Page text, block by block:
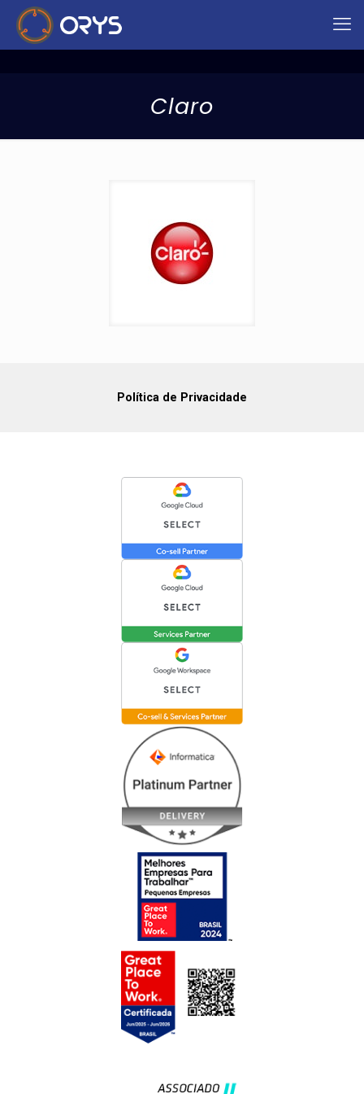
Claro
Política de Privacidade